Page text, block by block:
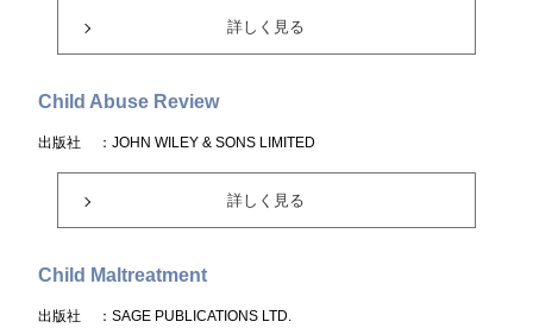
詳しく見る
Child Abuse Review
出版社 ：JOHN WILEY & SONS LIMITED
詳しく見る
Child Maltreatment
出版社 ：SAGE PUBLICATIONS LTD.